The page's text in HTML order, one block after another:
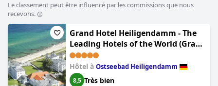
Le classement peut être influencé par les commissions que nous
recevons.
Grand Hotel Heiligendamm - The
Leading Hotels of the World (Grand
Hotel Heiligendamm)
Hôtel à Ostseebad Heiligendamm
8,5 Très bien